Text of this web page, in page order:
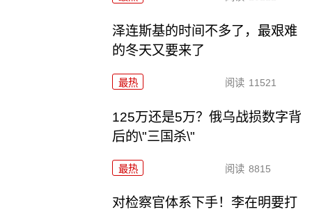
泽连斯基的时间不多了，最艰难
的冬天又要来了
最热 阅读 11521
125万还是5万？俄乌战损数字背
后的\"三国杀\"
最热 阅读 8815
对检察官体系下手！李在明要打